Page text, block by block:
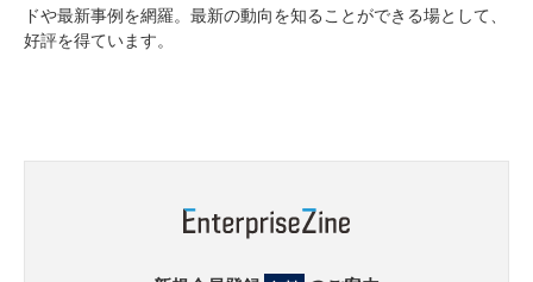
ドや最新事例を網羅。最新の動向を知ることができる場として、
好評を得ています。